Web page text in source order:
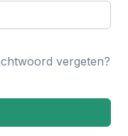
vergeten?